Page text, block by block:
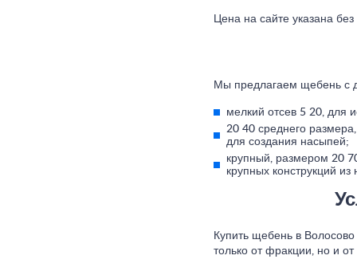
Цена на сайте указана
Мы предлагаем щебень с
мелкий отсев 5 20, для
20 40 среднего
для создания насыпей;
крупный, размером 20
крупных конструкций из
Купить щебень в
только от фракции, но и